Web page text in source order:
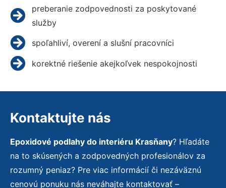
preberanie zodpovednosti za poskytované
služby
spoľahliví, overení a slušní pracovníci
korektné riešenie akejkoľvek nespokojnosti
Kontaktujte nás
Epoxidové podlahy do interiéru Krasňany? Hľadáte
na to skúsených a zodpovedných profesionálov za
rozumný peniaz? Pre viac informácií či nezáväznú
cenovú ponuku nás neváhajte kontaktovať –